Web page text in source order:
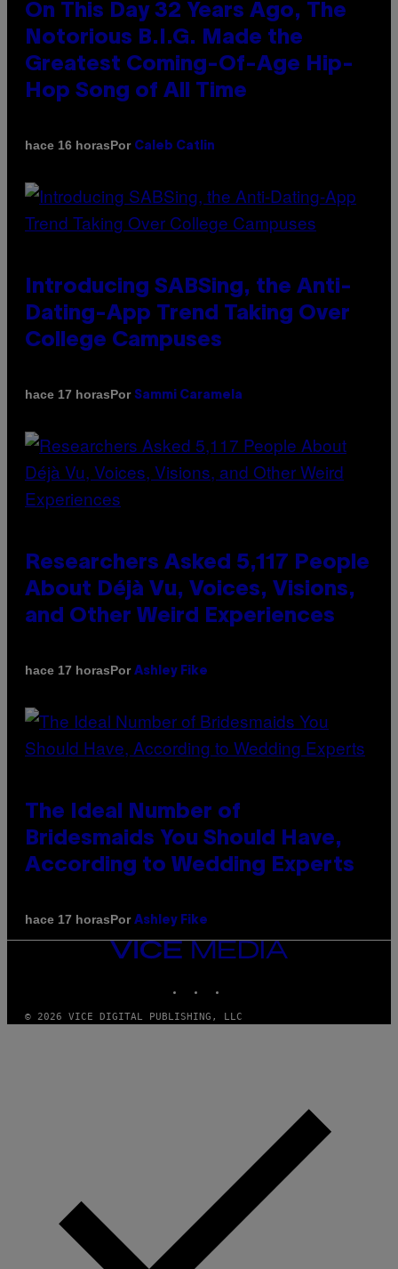
On This Day 32 Years Ago, The
Notorious B.I.G. Made the
Greatest Coming-Of-Age Hip-
Hop Song of All Time
hace 16 horasPor Caleb Catlin
Introducing SABSing, the Anti-
Dating-App Trend Taking Over
College Campuses
hace 17 horasPor Sammi Caramela
Researchers Asked 5,117 People
About Déjà Vu, Voices, Visions,
and Other Weird Experiences
hace 17 horasPor Ashley Fike
The Ideal Number of
Bridesmaids You Should Have,
According to Wedding Experts
hace 17 horasPor Ashley Fike
VICE
MEDIA
© 2026 VICE DIGITAL PUBLISHING, LLC